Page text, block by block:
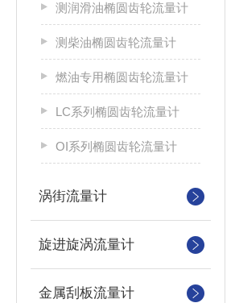
测润滑油椭圆齿轮流量计
测柴油椭圆齿轮流量计
燃油专用椭圆齿轮流量计
LC系列椭圆齿轮流量计
OI系列椭圆齿轮流量计
涡街流量计
旋进旋涡流量计
金属刮板流量计